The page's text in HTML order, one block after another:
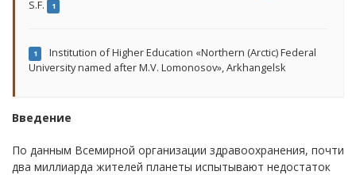
S.F.
1
1
Institution of Higher Education «Northern (Arctic) Federal
University named after M.V. Lomonosov», Arkhangelsk
Введение
По данным Всемирной организации здравоохранения, почти
два миллиарда жителей планеты испытывают недостаток